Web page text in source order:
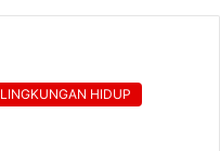
LINGKUNGAN HIDUP